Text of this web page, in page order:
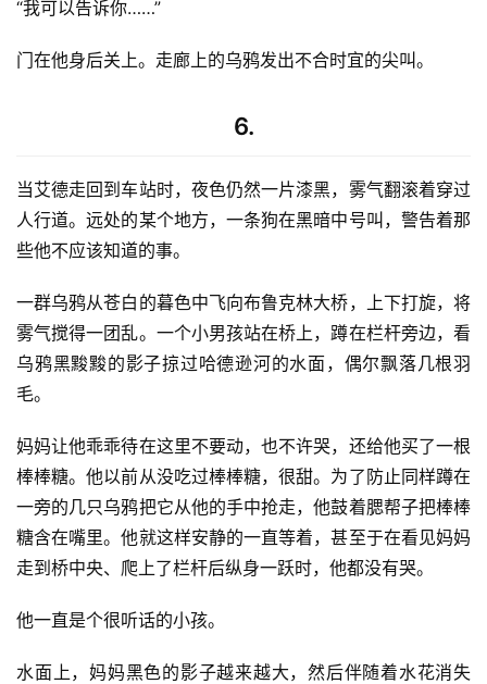
“我可以告诉你……”
门在他身后关上。走廊上的乌鸦发出不合时宜的尖叫。
6.
当艾德走回到车站时，夜色仍然一片漆黑，雾气翻滚着穿过
人行道。远处的某个地方，一条狗在黑暗中号叫，警告着那
些他不应该知道的事。
一群乌鸦从苍白的暮色中飞向布鲁克林大桥，上下打旋，将
雾气搅得一团乱。一个小男孩站在桥上，蹲在栏杆旁边，看
乌鸦黑黢黢的影子掠过哈德逊河的水面，偶尔飘落几根羽
毛。
妈妈让他乖乖待在这里不要动，也不许哭，还给他买了一根
棒棒糖。他以前从没吃过棒棒糖，很甜。为了防止同样蹲在
一旁的几只乌鸦把它从他的手中抢走，他鼓着腮帮子把棒棒
糖含在嘴里。他就这样安静的一直等着，甚至于在看见妈妈
走到桥中央、爬上了栏杆后纵身一跃时，他都没有哭。
他一直是个很听话的小孩。
水面上，妈妈黑色的影子越来越大，然后伴随着水花消失